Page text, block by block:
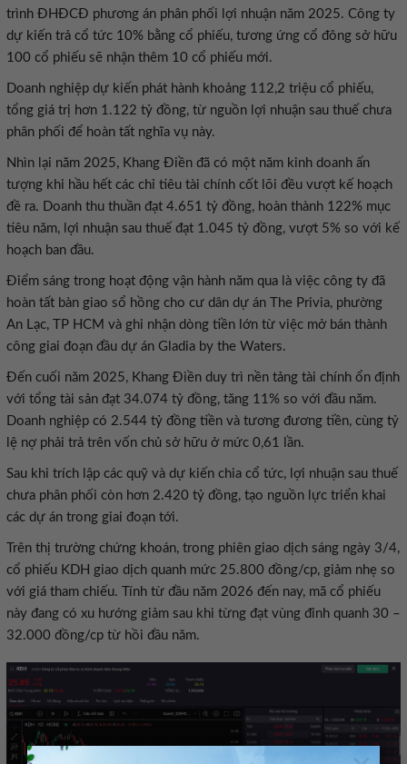
trình ĐHĐCĐ phương án phân phối lợi nhuận năm 2025. Công ty
dự kiến trả cổ tức 10% bằng cổ phiếu, tương ứng cổ đông sở hữu
100 cổ phiếu sẽ nhận thêm 10 cổ phiếu mới.
Doanh nghiệp dự kiến phát hành khoảng 112,2 triệu cổ phiếu,
tổng giá trị hơn 1.122 tỷ đồng, từ nguồn lợi nhuận sau thuế chưa
phân phối để hoàn tất nghĩa vụ này.
Nhìn lại năm 2025, Khang Điền đã có một năm kinh doanh ấn
tượng khi hầu hết các chỉ tiêu tài chính cốt lõi đều vượt kế hoạch
đề ra. Doanh thu thuần đạt 4.651 tỷ đồng, hoàn thành 122% mục
tiêu năm, lợi nhuận sau thuế đạt 1.045 tỷ đồng, vượt 5% so với kế
hoạch ban đầu.
Điểm sáng trong hoạt động vận hành năm qua là việc công ty đã
hoàn tất bàn giao sổ hồng cho cư dân dự án The Privia, phường
An Lạc, TP HCM và ghi nhận dòng tiền lớn từ việc mở bán thành
công giai đoạn đầu dự án Gladia by the Waters.
Đến cuối năm 2025, Khang Điền duy trì nền tảng tài chính ổn định
với tổng tài sản đạt 34.074 tỷ đồng, tăng 11% so với đầu năm.
Doanh nghiệp có 2.544 tỷ đồng tiền và tương đương tiền, cùng tỷ
lệ nợ phải trả trên vốn chủ sở hữu ở mức 0,61 lần.
Sau khi trích lập các quỹ và dự kiến chia cổ tức, lợi nhuận sau thuế
chưa phân phối còn hơn 2.420 tỷ đồng, tạo nguồn lực triển khai
các dự án trong giai đoạn tới.
Trên thị trường chứng khoán, trong phiên giao dịch sáng ngày 3/4,
cổ phiếu KDH giao dịch quanh mức 25.800 đồng/cp, giảm nhẹ so
với giá tham chiếu. Tính từ đầu năm 2026 đến nay, mã cổ phiếu
này đang có xu hướng giảm sau khi từng đạt vùng đỉnh quanh 30 –
32.000 đồng/cp từ hồi đầu năm.